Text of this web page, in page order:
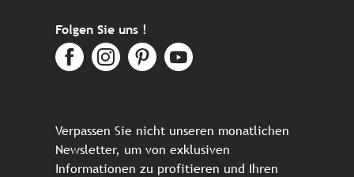
Folgen Sie uns !
Verpassen Sie nicht unseren monatlichen
Newsletter, um von exklusiven
Informationen zu profitieren und Ihren